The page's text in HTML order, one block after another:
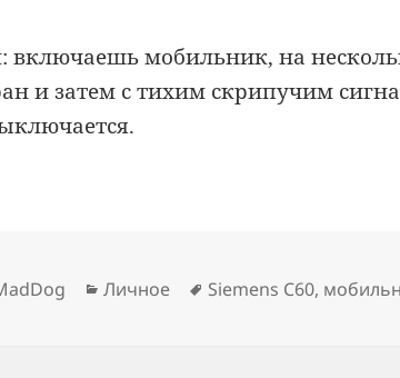
включаешь мобильник, на
и затем с тихим скрипучим
Рубрики
Личное Метки
Siemens C60,